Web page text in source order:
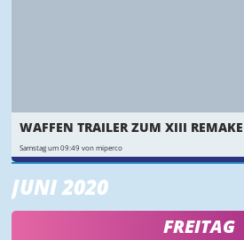
WAFFEN TRAILER ZUM XIII REMAKE
Samstag um 09:49 von miperco
JUNI 2020
FREITAG